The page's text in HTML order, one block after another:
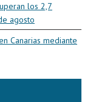
los 2,7
agosto
Canarias mediante